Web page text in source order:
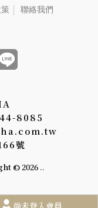
尚未登入會員
聯絡我們
8085
號
© 2026 ..